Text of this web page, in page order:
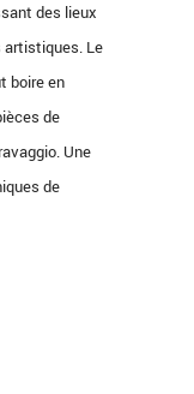
des lieux
artistiques. Le
boire en
de
Une
de